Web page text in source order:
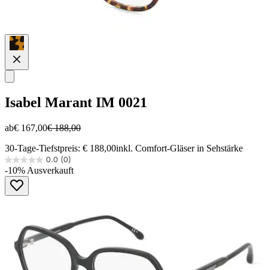
Isabel Marant IM 0021
ab€ 167,00€ 188,00
30-Tage-Tiefstpreis: € 188,00inkl. Comfort-Gläser in Sehstärke
0.0 (0)
0.0
von
Sternen.
-10% Ausverkauft